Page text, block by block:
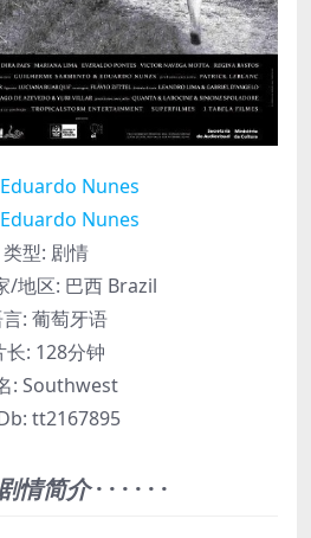
Eduardo Nunes
Eduardo Nunes
类型: 剧情
/地区: 巴西 Brazil
: 葡萄牙语
长: 128分钟
: Southwest
tt2167895
情简介· · · · · ·